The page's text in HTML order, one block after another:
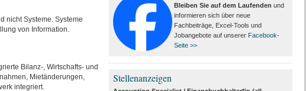
nicht Systeme. Systeme
von Information.
Bilanz-, Wirtschafts- und
Mietänderungen,
integriert.
Bleiben Sie auf dem Laufenden und
informieren sich über neue
Fachbeiträge, Excel-Tools und
Jobangebote auf unserer Facebook-
Seite >>
Stellenanzeigen